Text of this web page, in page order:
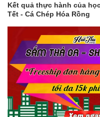
Kết quả thực hành của
Tết - Cá Chép Hóa Rồng